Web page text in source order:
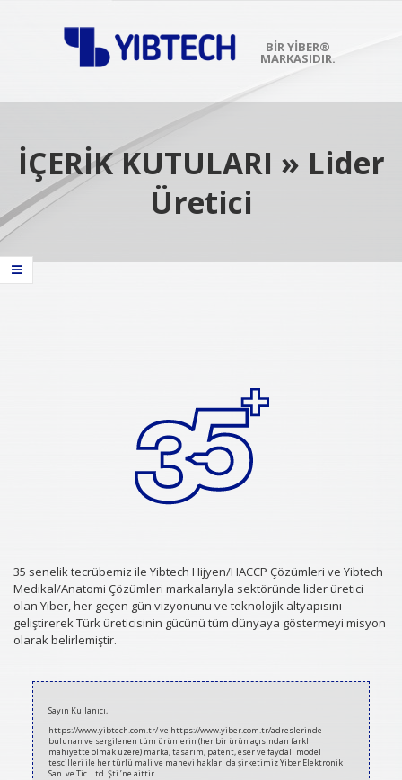
BIR YİBER®
MARKASIDIR.
İÇERİK KUTULARI » Lider
Üretici
35 senelik tecrübemiz ile Yibtech Hijyen/HACCP Çözümleri ve Yibtech
Medikal/Anatomi Çözümleri markalarıyla sektöründe lider üretici
olan Yiber, her geçen gün vizyonunu ve teknolojik altyapısını
geliştirerek Türk üreticisinin gücünü tüm dünyaya göstermeyi misyon
olarak belirlemiştir.
2020-
Sayın Kullanıcı,
https://www.yibtech.com.tr/ ve https://www.yiber.com.tr/adreslerinde
bulunan ve sergilenen tüm ürünlerin (her bir ürün açısından farklı
mahiyette olmak üzere) marka, tasarım, patent, eser ve faydalı model
tescilleri ile her türlü mali ve manevi hakları da şirketimiz Yiber Elektronik
San. ve Tic. Ltd. Şti.’ne aittir.